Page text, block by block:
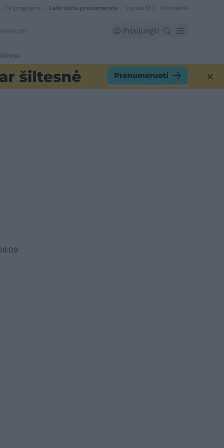
TV programa Laikraščio prenumerata Lrytas EN Kontaktai
Prisijungti